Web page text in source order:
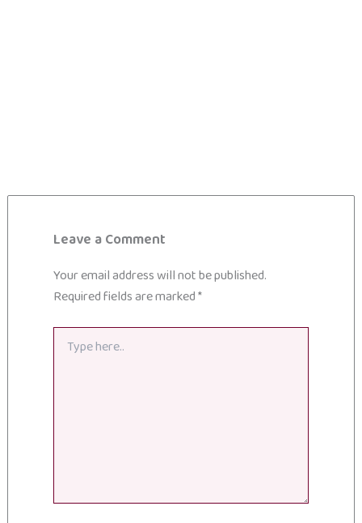
Leave a Comment
Your email address will not be published.
Required fields are marked*
here..